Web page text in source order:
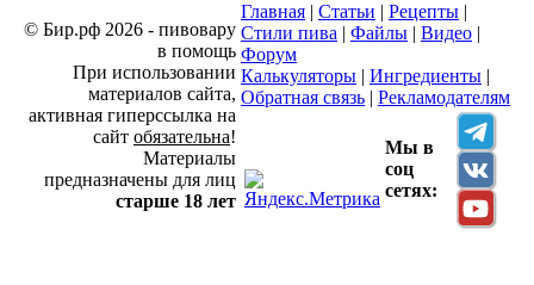
© Бир.рф 2026 - пивовару
в помощь
При использовании
материалов сайта,
активная гиперссылка на
сайт обязательна!
Материалы
предназначены для лиц
старше 18 лет
Главная | Статьи | Рецепты |
Стили пива | Файлы | Видео |
Форум
Калькуляторы | Ингредиенты |
Обратная связь | Рекламодателям
Мы в
соц
сетях: